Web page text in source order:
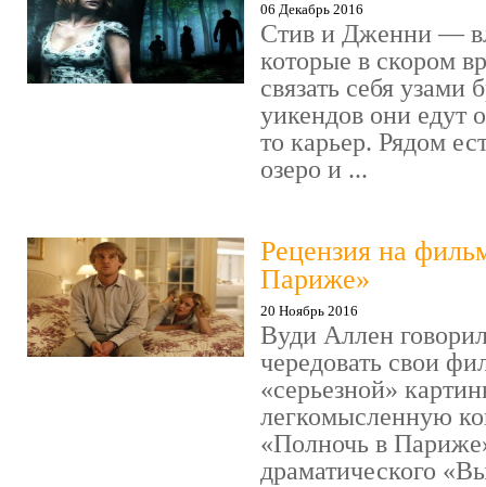
06 Декабрь 2016
Стив и Дженни —
которые в скором
связать себя узами
уикендов они едут
то карьер. Рядом
озеро и ...
Рецензия на
Париже»
20 Ноябрь 2016
Вуди Аллен
чередовать свои
«серьезной»
легкомысленную
«Полночь в
драматического